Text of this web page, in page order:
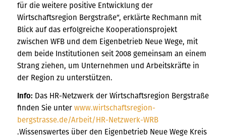
für die weitere positive Entwicklung der
Wirtschaftsregion Bergstraße“, erklärte Rechmann mit
Blick auf das erfolgreiche Kooperationsprojekt
zwischen WFB und dem Eigenbetrieb Neue Wege, mit
dem beide Institutionen seit 2008 gemeinsam an einem
Strang ziehen, um Unternehmen und Arbeitskräfte in
der Region zu unterstützen.
Info: Das HR-Netzwerk der Wirtschaftsregion Bergstraße
finden Sie unterwww.wirtschaftsregion-
bergstrasse.de/Arbeit/HR-Netzwerk-WRB
.Wissenswertes über den Eigenbetrieb Neue Wege Kreis